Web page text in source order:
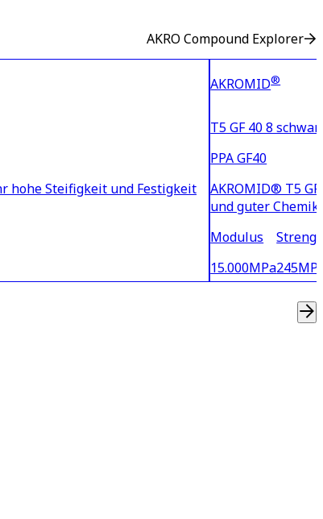
AKRO Compound Explorer
hohe Steifigkeit und Festigkeit
AKROMID®
T5 GF 40 8
PPA GF40
AKROMID® T5
und guter
Modulus
15.000MPa245